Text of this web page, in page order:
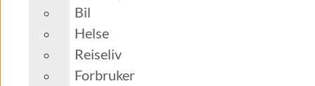
Bil
Helse
Reiseliv
Forbruker